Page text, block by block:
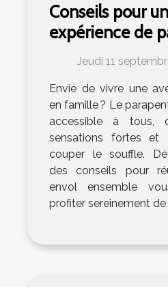
Conseils pour
expérience de
familial réussie
Jeudi 11
Envie de vivre une
en famille ? Le
accessible à tous,
sensations fortes et
couper le souffle.
des conseils pour
envol ensemble
profiter sereinement de